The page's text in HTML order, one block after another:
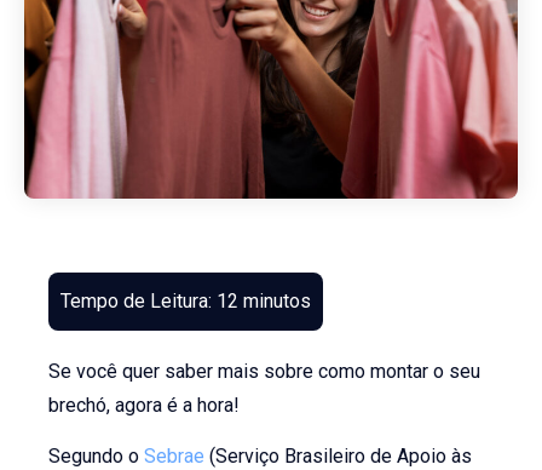
Se você quer saber mais sobre como montar o seu
brechó, agora é a hora!
Segundo oSebrae (Serviço Brasileiro de Apoio às